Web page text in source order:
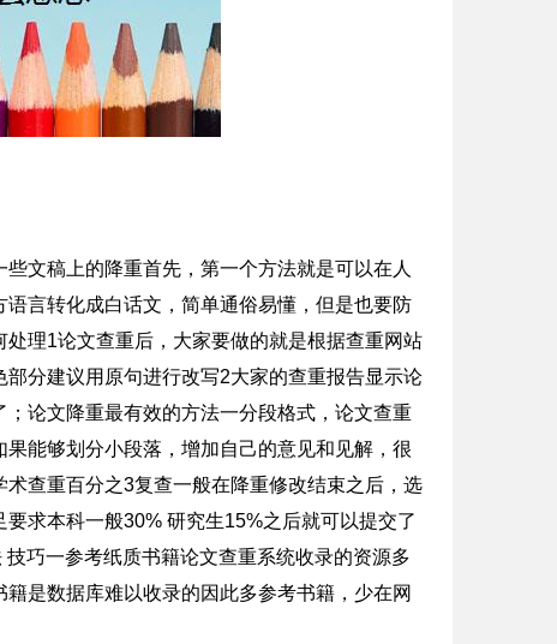
些文稿上的降重首先，第一个方法就是可以在人
言转化成白话文，简单通俗易懂，但是也要防
处理1论文查重后，大家要做的就是根据查重网站
分建议用原句进行改写2大家的查重报告显示论
；论文降重最有效的方法一分段格式，论文查重
能够划分小段落，增加自己的意见和见解，很
查重百分之3复查一般在降重修改结束之后，选
求本科一般30% 研究生15%之后就可以提交了
巧一参考纸质书籍论文查重系统收录的资源多
是数据库难以收录的因此多参考书籍，少在网